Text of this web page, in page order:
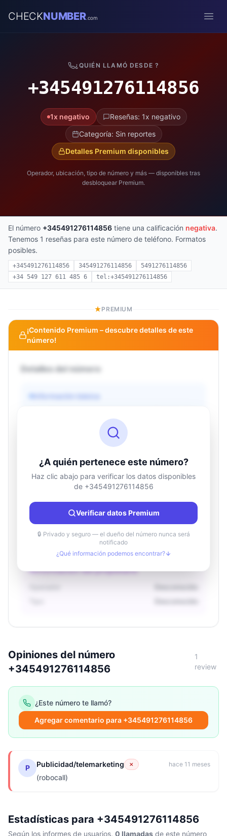
CHECKNUMBER.com
¿QUIÉN LLAMÓ DESDE ?
+345491276114856
1x negativo
Reseñas: 1x negativo
Categoría: Sin reportes
Detalles Premium disponibles
Operador, ubicación, tipo de número y más — disponibles tras
desbloquear Premium.
El número +345491276114856 tiene una calificación negativa.
Tenemos 1 reseñas para este número de teléfono. Formatos
posibles.
+345491276114856 345491276114856
5491276114856
+34 549 127 611 485 6
tel:+345491276114856
PREMIUM
¡Contenido Premium – descubre detalles de este
número!
Detalles del número
Información básica
Información de ubicación
País
Desconocido
Ciudad
Desconocido
Región
Desconocido
Información del propietario
¿A quién pertenece este número?
Haz clic abajo para verificar los datos disponibles
de +345491276114856
Verificar datos Premium
🔒 Privado y seguro — el dueño del número nunca será
notificado
¿Qué información podemos encontrar?
Opiniones del número
+345491276114856
1
review
¿Este número te llamó?
Agregar comentario para +345491276114856
P Publicidad/telemarketing ✗ hace 11 meses
(robocall)
Estadísticas para +345491276114856
Según los informes de usuarios, 0 llamadas de este número